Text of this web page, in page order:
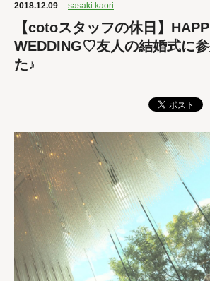
2018.12.09 sasaki kaori
【cotoスタッフの休日】
WEDDING♡友人の結婚式に
た♪